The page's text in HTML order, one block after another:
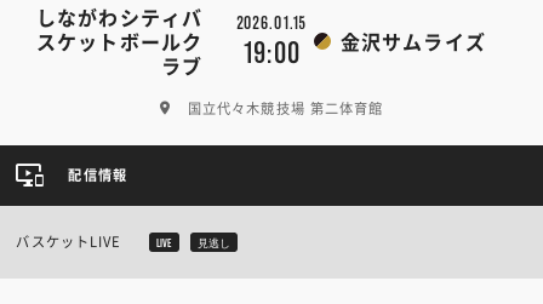
しながわシティバ
スケットボールク
ラブ
2026.01.15
19:00 金沢サムライズ
国立代々木競技場 第二体育館
配信情報
バスケットLIVE LIVE 見逃し